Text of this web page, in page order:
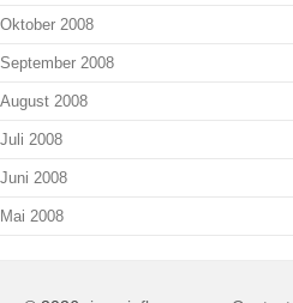
Oktober 2008
September 2008
August 2008
Juli 2008
Juni 2008
Mai 2008